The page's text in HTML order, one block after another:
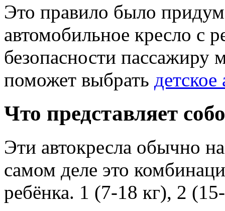
Это правило было
автомобильное кресло с
безопасности пассажиру
поможет выбрать детское
Что представляет
Эти автокресла обычно
самом деле это
ребёнка. 1 (7-18 кг), 2